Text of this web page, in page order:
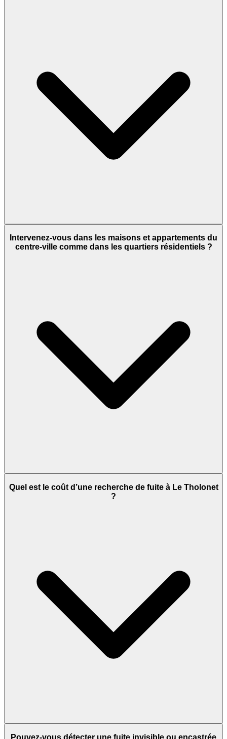
Intervenez-vous dans les maisons et appartements du
centre-ville comme dans les quartiers résidentiels ?
Quel est le coût d’une recherche de fuite à Le Tholonet
?
Pouvez-vous détecter une fuite invisible ou encastrée